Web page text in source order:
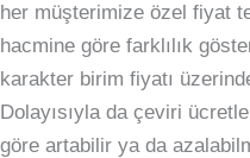
her müşterimize özel fiyat
hacmine göre farklılık
karakter birim fiyatı
Dolayısıyla da çeviri
göre artabilir ya da